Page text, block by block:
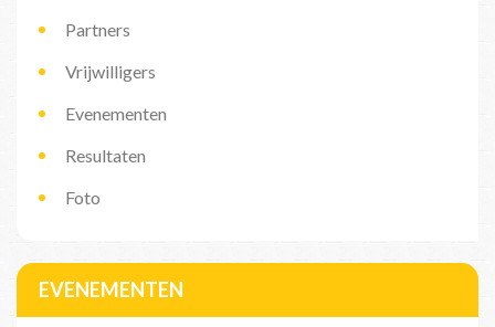
Partners
Vrijwilligers
Evenementen
Resultaten
Foto
EVENEMENTEN